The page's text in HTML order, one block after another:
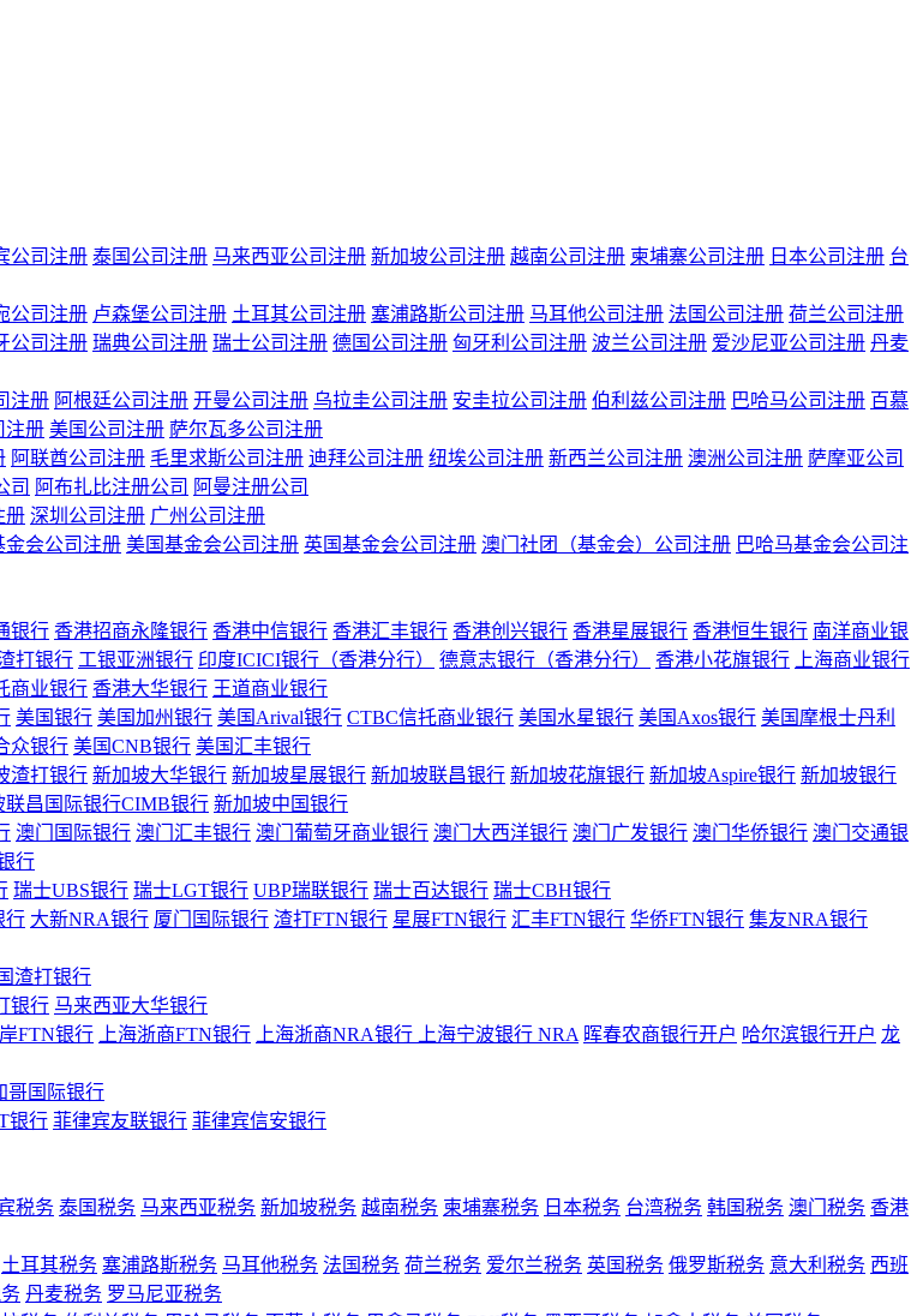
公司注册 泰国公司注册 马来西亚公司注册 新加坡公司注册 越南公司注册 柬埔寨公司注册 日本公司注册 台
公司注册 卢森堡公司注册 土耳其公司注册 塞浦路斯公司注册 马耳他公司注册 法国公司注册 荷兰公司注册
公司注册 瑞典公司注册 瑞士公司注册 德国公司注册 匈牙利公司注册 波兰公司注册 爱沙尼亚公司注册 丹麦
注册 阿根廷公司注册 开曼公司注册 乌拉圭公司注册 安圭拉公司注册 伯利兹公司注册 巴哈马公司注册 百慕
注册 美国公司注册 萨尔瓦多公司注册
阿联酋公司注册 毛里求斯公司注册 迪拜公司注册 纽埃公司注册 新西兰公司注册 澳洲公司注册 萨摩亚公司
司 阿布扎比注册公司 阿曼注册公司
册 深圳公司注册 广州公司注册
金会公司注册 美国基金会公司注册 英国基金会公司注册 澳门社团（基金会）公司注册 巴哈马基金会公司注
银行 香港招商永隆银行 香港中信银行 香港汇丰银行 香港创兴银行 香港星展银行 香港恒生银行 南洋商业银
打银行 工银亚洲银行 印度ICICI银行（香港分行） 德意志银行（香港分行） 香港小花旗银行
上海商业银行
商业银行 香港大华银行 王道商业银行
美国银行 美国加州银行 美国Arival银行 CTBC信托商业银行 美国水星银行 美国Axos银行 美国摩根士丹利
众银行 美国CNB银行 美国汇丰银行
渣打银行 新加坡大华银行 新加坡星展银行 新加坡联昌银行 新加坡花旗银行 新加坡Aspire银行 新加坡银行
联昌国际银行CIMB银行 新加坡中国银行
澳门国际银行 澳门汇丰银行 澳门葡萄牙商业银行 澳门大西洋银行 澳门广发银行 澳门华侨银行 澳门交通银
行
瑞士UBS银行 瑞士LGT银行 UBP瑞联银行 瑞士百达银行 瑞士CBH银行
行 大新NRA银行 厦门国际银行 渣打FTN银行 星展FTN银行 汇丰FTN银行 华侨FTN银行 集友NRA银行
渣打银行
银行 马来西亚大华银行
FTN银行 上海浙商FTN银行 上海浙商NRA银行 上海宁波银行 NRA 晖春农商银行开户 哈尔滨银行开户 龙
哥国际银行
银行 菲律宾友联银行 菲律宾信安银行
税务 泰国税务 马来西亚税务 新加坡税务 越南税务 柬埔寨税务 日本税务 台湾税务 韩国税务 澳门税务 香港
土耳其税务 塞浦路斯税务 马耳他税务 法国税务 荷兰税务 爱尔兰税务 英国税务 俄罗斯税务 意大利税务 西班
丹麦税务 罗马尼亚税务